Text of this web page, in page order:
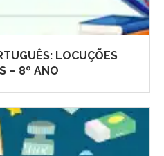
LOCUÇÕES
– 8º ANO